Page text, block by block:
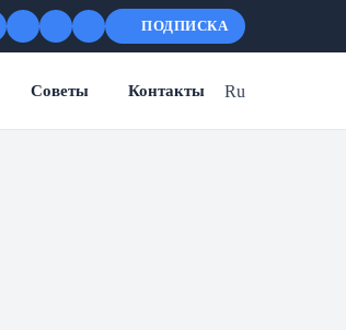
ПОДПИСКА
Советы Контакты Ru